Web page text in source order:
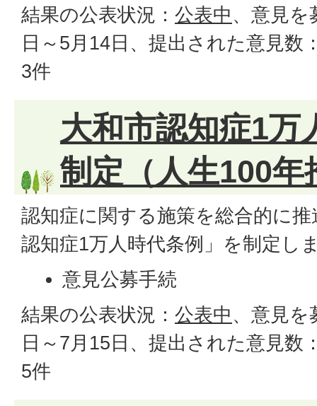
結果の公表状況： 公表中、意見を
日～5月14日、提出された意見数
3件
大和市認知症1万
制定（人生100年
認知症に関する施策を総合的に
認知症1万人時代条例」を制定し
意見公募手続
結果の公表状況： 公表中、意見を
日～7月15日、提出された意見数
5件